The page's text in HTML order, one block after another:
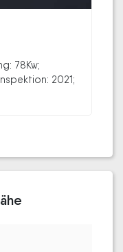
78Kw;
2021;